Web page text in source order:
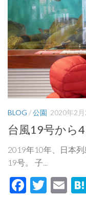
BLOG /公園 2020年2
台風19号から
2019年10年、日本
19号。 子...